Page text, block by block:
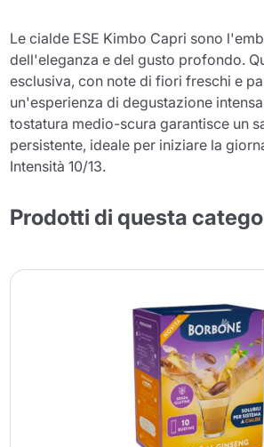
Le cialde ESE Kimbo Capri sono
dell'eleganza e del gusto profondo.
esclusiva, con note di fiori freschi e
un'esperienza di degustazione
tostatura medio-scura garantisce un
persistente, ideale per iniziare la
Intensità 10/13.
Prodotti di questa